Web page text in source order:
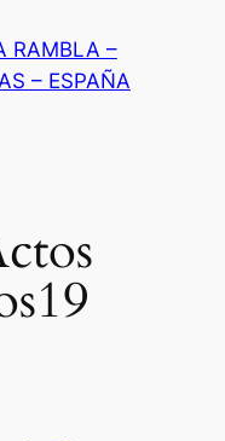
RAMBLA –
– ESPAÑA